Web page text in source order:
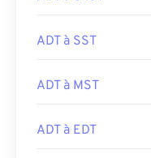
ADT à SST
ADT à MST
ADT à EDT